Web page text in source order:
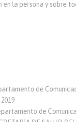
en la persona y sobre
de
de